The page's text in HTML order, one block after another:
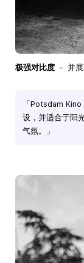
极强对比度 － 并
「Potsdam
设，并适合于阳
气氛。」